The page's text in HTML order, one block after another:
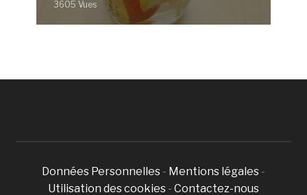
3605 Vues
Données Personnelles - Mentions légales -
Utilisation des cookies - Contactez-nous